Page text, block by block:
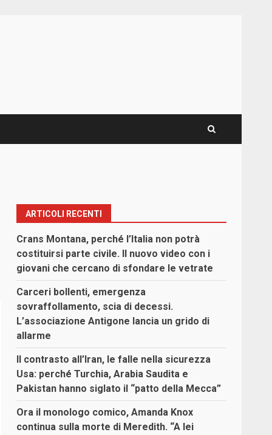
ARTICOLI RECENTI
Crans Montana, perché l’Italia non potrà
costituirsi parte civile. Il nuovo video con i
giovani che cercano di sfondare le vetrate
Carceri bollenti, emergenza
sovraffollamento, scia di decessi.
L’associazione Antigone lancia un grido di
allarme
Il contrasto all’Iran, le falle nella sicurezza
Usa: perché Turchia, Arabia Saudita e
Pakistan hanno siglato il “patto della Mecca”
Ora il monologo comico, Amanda Knox
continua sulla morte di Meredith. “A lei